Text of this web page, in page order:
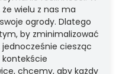
że wielu z nas ma
ogrody. Dlatego
by zminimalizować
jednocześnie ciesząc
chcemy, aby każdy